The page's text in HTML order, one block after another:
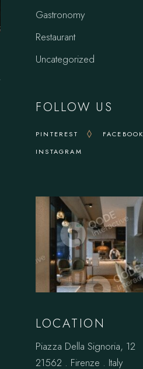
Gastronomy
Restaurant
Uncategorized
FOLLOW US
PINTEREST
FACEBOOK
INSTAGRAM
LOCATION
Piazza Della Signoria, 12
21562 . Firenze . Italy